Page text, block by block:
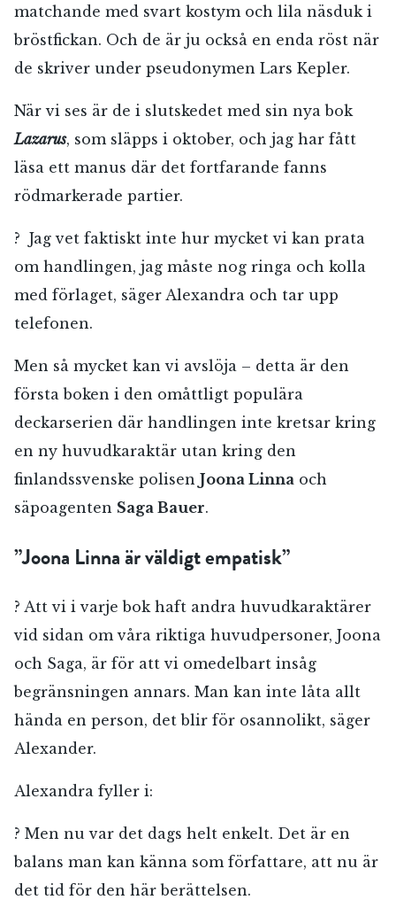
matchande med svart kostym och lila näsduk i
bröstfickan. Och de är ju också en enda röst när
de skriver under pseudonymen Lars Kepler.
När vi ses är de i slutskedet med sin nya bok
Lazarus, som släpps i oktober, och jag har fått
läsa ett manus där det fortfarande fanns
rödmarkerade partier.
? Jag vet faktiskt inte hur mycket vi kan prata
om handlingen, jag måste nog ringa och kolla
med förlaget, säger Alexandra och tar upp
telefonen.
Men så mycket kan vi avslöja – detta är den
första boken i den omåttligt populära
deckarserien där handlingen inte kretsar kring
en ny huvudkaraktär utan kring den
finlandssvenske polisen Joona Linna och
säpoagenten Saga Bauer.
”Joona Linna är väldigt empatisk”
? Att vi i varje bok haft andra huvudkaraktärer
vid sidan om våra riktiga huvudpersoner, Joona
och Saga, är för att vi omedelbart insåg
begränsningen annars. Man kan inte låta allt
hända en person, det blir för osannolikt, säger
Alexander.
Alexandra fyller i:
? Men nu var det dags helt enkelt. Det är en
balans man kan känna som författare, att nu är
det tid för den här berättelsen.